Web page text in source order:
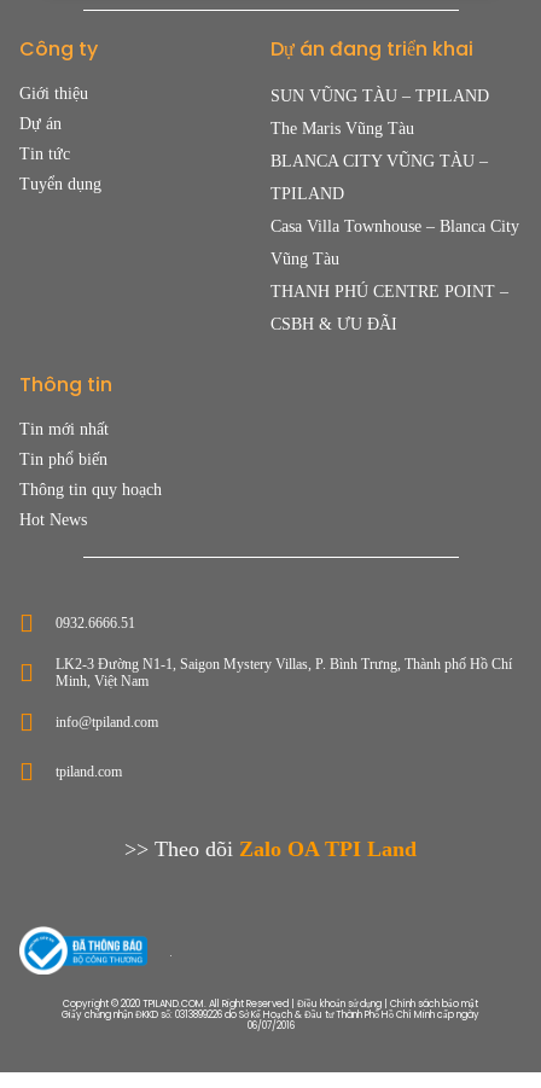
Công ty
Giới thiệu
Dự án
Tin tức
Tuyển dụng
Dự án đang triển khai
SUN VŨNG TÀU – TPILAND
The Maris Vũng Tàu
BLANCA CITY VŨNG TÀU –
TPILAND
Casa Villa Townhouse – Blanca City
Vũng Tàu
THANH PHÚ CENTRE POINT –
CSBH & ƯU ĐÃI
Thông tin
Tin mới nhất
Tin phổ biến
Thông tin quy hoạch
Hot News
0932.6666.51
LK2-3 Đường N1-1, Saigon Mystery Villas, P. Bình Trưng, Thành phố Hồ Chí
Minh, Việt Nam
info@tpiland.com
tpiland.com
>> Theo dõi Zalo OA TPI Land
Copyright © 2020 TPILAND.COM. All Right Reserved | Điều khoản sử dụng | Chính sách bảo mật
Giấy chứng nhận ĐKKD số: 0313899226 do Sở Kế Hoạch & Đầu tư Thành Phố Hồ Chí Minh cấp ngày
06/07/2016